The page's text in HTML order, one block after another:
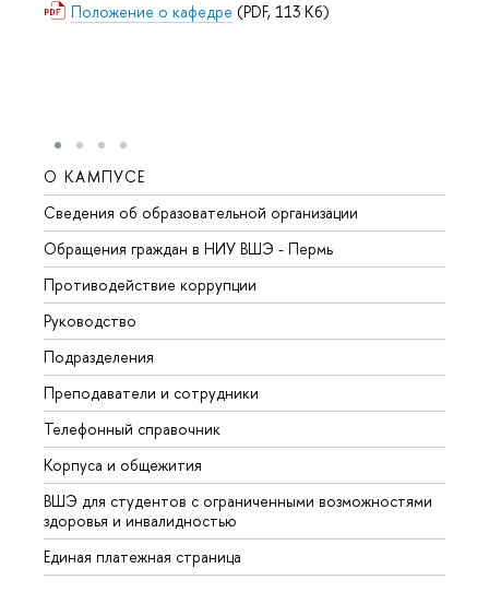
Положение о кафедре (PDF, 113 Кб)
О КАМПУСЕ
Сведения об образовательной организации
Обращения граждан в НИУ ВШЭ - Пермь
Противодействие коррупции
Руководство
Подразделения
Преподаватели и сотрудники
Телефонный справочник
Корпуса и общежития
ВШЭ для студентов с ограниченными возможностями
здоровья и инвалидностью
Единая платежная страница